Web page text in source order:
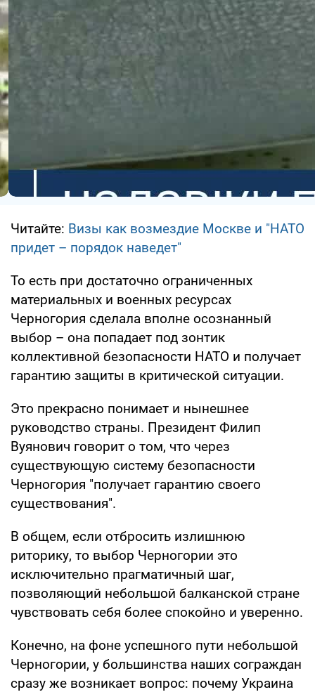
Читайте: Визы как возмездие Москве и "НАТО
придет – порядок наведет"
То есть при достаточно ограниченных
материальных и военных ресурсах
Черногория сделала вполне осознанный
выбор – она попадает под зонтик
коллективной безопасности НАТО и получает
гарантию защиты в критической ситуации.
Это прекрасно понимает и нынешнее
руководство страны. Президент Филип
Вуянович говорит о том, что через
существующую систему безопасности
Черногория "получает гарантию своего
существования".
В общем, если отбросить излишнюю
риторику, то выбор Черногории это
исключительно прагматичный шаг,
позволяющий небольшой балканской стране
чувствовать себя более спокойно и уверенно.
Конечно, на фоне успешного пути небольшой
Черногории, у большинства наших сограждан
сразу же возникает вопрос: почему Украина